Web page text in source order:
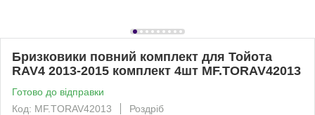
Бризковики повний комплект для Тойота
RAV4 2013-2015 комплект 4шт MF.TORAV42013
Готово до відправки
Код: MF.TORAV42013
Роздріб